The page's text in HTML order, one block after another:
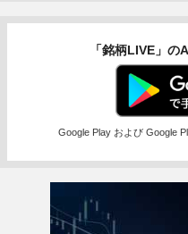
「銘柄LIVE」
Google Play および Google